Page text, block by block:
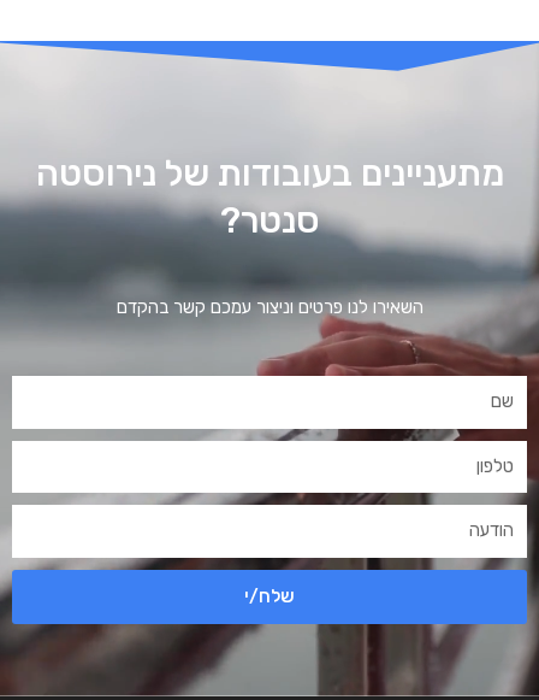
מתעניינים בעובודות של נירוסטה
סנטר?
השאירו לנו פרטים וניצור עמכם קשר בהקדם
שלח/י